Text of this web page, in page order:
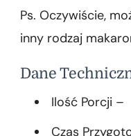
Ps. Oczywiście,
inny rodzaj
Dane
Ilość Porcji –
Czas